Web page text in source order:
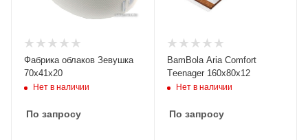
Фабрика облаков Зевушка
70x41x20
Нет в наличии
По запросу
BamBola Aria Comfort
Тeenager 160х80х12
Нет в наличии
По запросу